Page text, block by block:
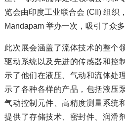
览会由印度工业联合会 (CII) 组织
Mandapam 举办一次，吸引了众
此次展会涵盖了流体技术的整个
驱动系统以及先进的传感器和控
示了他们在液压、气动和流体处
示了各种各样的产品，包括液压
气动控制元件、高精度测量系统
提供了存储技术、密封件、润滑